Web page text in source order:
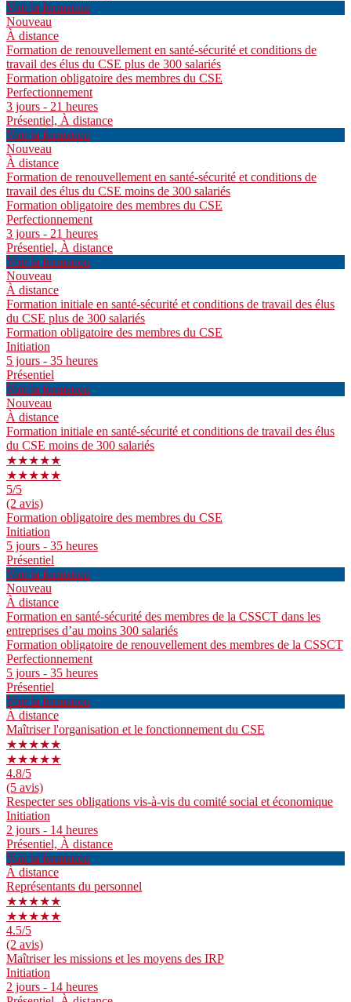
Voir la formation
Nouveau
À distance
Formation de renouvellement en santé-sécurité et conditions de
travail des élus du CSE plus de 300 salariés
Formation obligatoire des membres du CSE
Perfectionnement
3 jours - 21 heures
Présentiel, À distance
Voir la formation
Nouveau
À distance
Formation de renouvellement en santé-sécurité et conditions de
travail des élus du CSE moins de 300 salariés
Formation obligatoire des membres du CSE
Perfectionnement
3 jours - 21 heures
Présentiel, À distance
Voir la formation
Nouveau
À distance
Formation initiale en santé-sécurité et conditions de travail des élus
du CSE plus de 300 salariés
Formation obligatoire des membres du CSE
Initiation
5 jours - 35 heures
Présentiel
Voir la formation
Nouveau
À distance
Formation initiale en santé-sécurité et conditions de travail des élus
du CSE moins de 300 salariés
★★★★★
★★★★★
5/5
(2 avis)
Formation obligatoire des membres du CSE
Initiation
5 jours - 35 heures
Présentiel
Voir la formation
Nouveau
À distance
Formation en santé-sécurité des membres de la CSSCT dans les
entreprises d’au moins 300 salariés
Formation obligatoire de renouvellement des membres de la CSSCT
Perfectionnement
5 jours - 35 heures
Présentiel
Voir la formation
À distance
Maîtriser l'organisation et le fonctionnement du CSE
★★★★★
★★★★★
4.8/5
(5 avis)
Respecter ses obligations vis-à-vis du comité social et économique
Initiation
2 jours - 14 heures
Présentiel, À distance
Voir la formation
À distance
Représentants du personnel
★★★★★
★★★★★
4.5/5
(2 avis)
Maîtriser les missions et les moyens des IRP
Initiation
2 jours - 14 heures